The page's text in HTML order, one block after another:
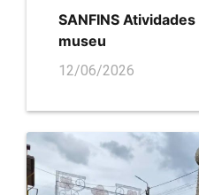
SANFINS
museu
12/06/2026